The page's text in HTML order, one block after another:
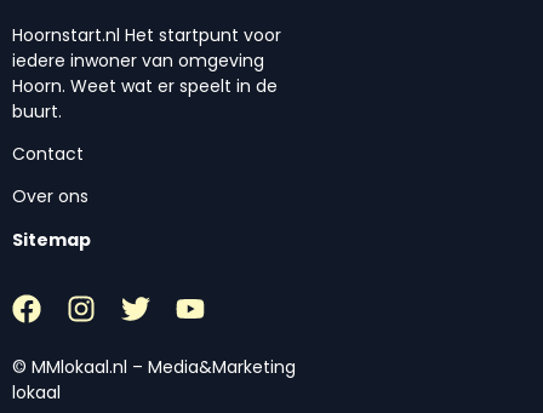
Hoornstart.nl Het startpunt voor
iedere inwoner van omgeving
Hoorn. Weet wat er speelt in de
buurt.
Contact
Over ons
Sitemap
© MMlokaal.nl – Media&Marketing
lokaal